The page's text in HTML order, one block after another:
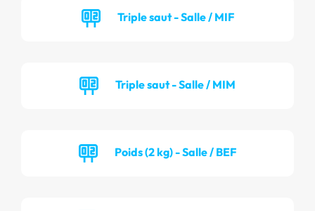
Triple saut - Salle / MIF
Triple saut - Salle / MIM
Poids (2 kg) - Salle / BEF